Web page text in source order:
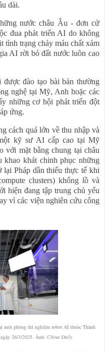
dài.
nước châu Âu - đơn cử
đua phát triển AI do không
tình trạng chảy máu chất xám
AI rời bỏ đất nước luôn cao
đào tạo bài bản thường
nghệ tại Mỹ, Anh hoặc các
những cơ hội phát triển đột
ứng.
cách quá lớn về thu nhập và
kỹ sư AI cấp cao tại Mỹ
với mặt bằng chung tại châu
khát chinh phục những
Pháp dần thiếu thực tế khi
clusters) khổng lồ và
hiện đang tập trung chủ yếu
vì các viện nghiên cứu công
một phòng thí nghiệm robot AI thuộc Thành
26/3/2025. Ảnh: China Daily